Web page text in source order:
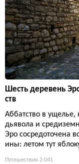
Шесть деревень
ств
Аббатство в ущелье,
дьявола и
Эро сосредоточена
ины: летом тут
Путешествия 2 041